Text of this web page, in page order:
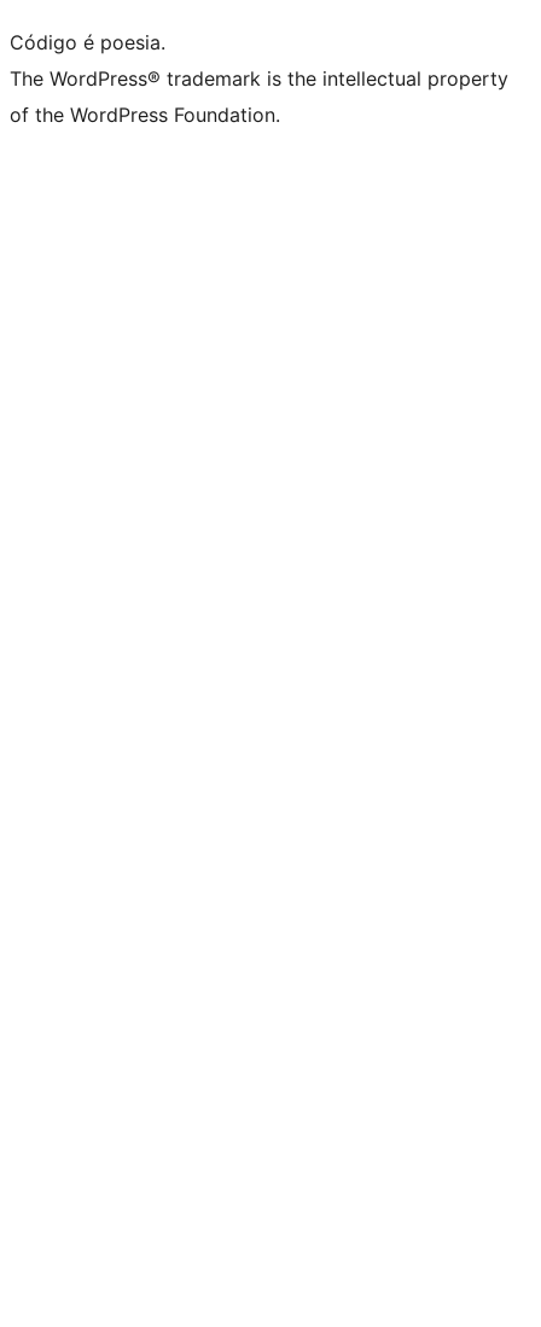
Código é poesia.
The WordPress® trademark is the intellectual property
of the WordPress Foundation.